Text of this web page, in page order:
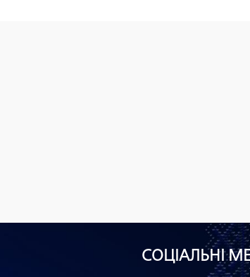
СОЦІАЛЬНІ